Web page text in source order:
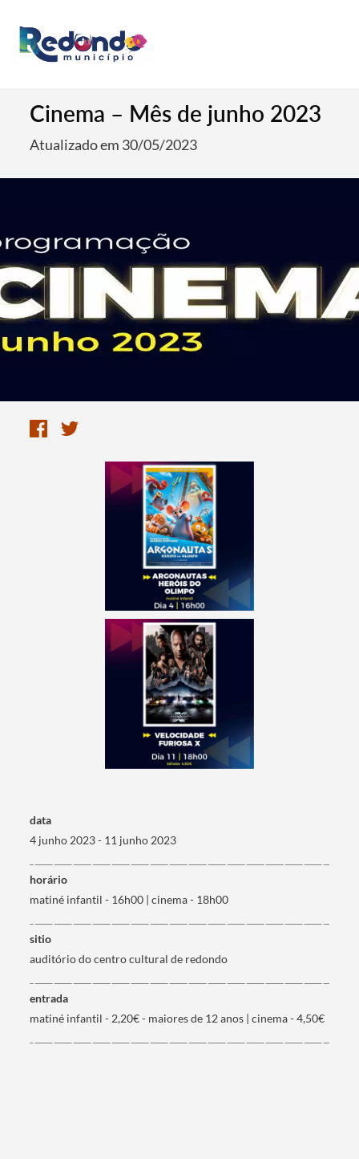
Cinema – Mês de junho 2023
Atualizado em 30/05/2023
data
4 junho 2023 - 11 junho 2023
horário
matiné infantil - 16h00 | cinema - 18h00
sitio
auditório do centro cultural de redondo
entrada
matiné infantil - 2,20€ - maiores de 12 anos | cinema - 4,50€